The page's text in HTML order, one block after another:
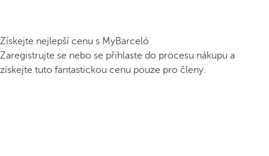
Získejte nejlepší cenu s MyBarceló
Zaregistrujte se nebo se přihlaste do procesu nákupu a
získejte tuto fantastickou cenu pouze pro členy.